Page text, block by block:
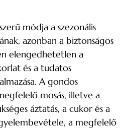
módja a szezonális
azonban a biztonságos
elengedhetetlen a
és a tudatos
A gondos
mosás, illetve a
áztatás, a cukor és a
a megfelelő